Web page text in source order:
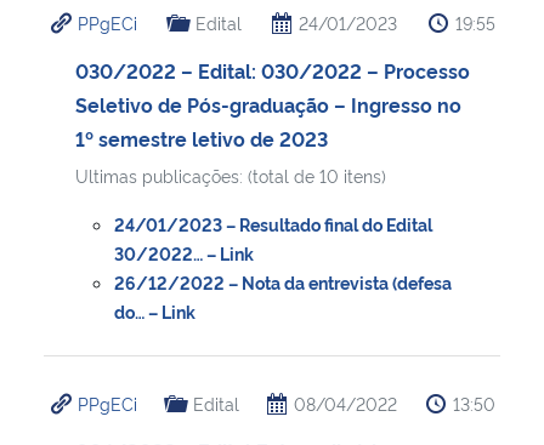
Advocacia-Geral da União
Banco Central do Brasil
PPgECi Edital 24/01/2023 19:55
030/2022 – Edital: 030/2022 – Processo
Seletivo de Pós-graduação – Ingresso no
1º semestre letivo de 2023
Ultimas publicações: (total de 10 itens)
24/01/2023 – Resultado final do Edital
30/2022… – Link
26/12/2022 – Nota da entrevista (defesa
do… – Link
PPgECi Edital 08/04/2022 13:50